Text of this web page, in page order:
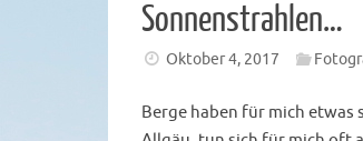
Sonnenstrahlen…
Oktober 4, 2017
Berge haben für mich etwas